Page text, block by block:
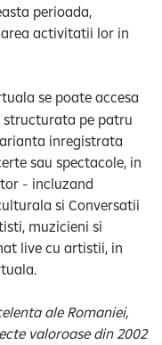
perioada,
activitatii lor in
se poate accesa
structurata pe patru
inregistrata
sau spectacole, in
- incluzand
si Conversatii
muzicieni si
live cu artistii, in
ale Romaniei,
valoroase din 2002